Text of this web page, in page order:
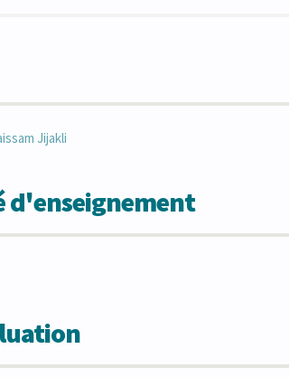
Jijakli
d'enseignement